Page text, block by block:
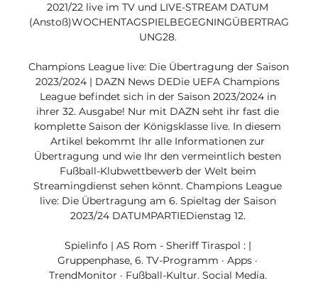
2021/22 live im TV und LIVE-STREAM DATUM
(Anstoß)WOCHENTAGSPIELBEGEGNINGÜBERTRAG
UNG28.
Champions League live: Die Übertragung der Saison
2023/2024 | DAZN News DEDie UEFA Champions
League befindet sich in der Saison 2023/2024 in
ihrer 32. Ausgabe! Nur mit DAZN seht ihr fast die
komplette Saison der Königsklasse live. In diesem
Artikel bekommt Ihr alle Informationen zur
Übertragung und wie Ihr den vermeintlich besten
Fußball-Klubwettbewerb der Welt beim
Streamingdienst sehen könnt. Champions League
live: Die Übertragung am 6. Spieltag der Saison
2023/24 DATUMPARTIEDienstag 12.
Spielinfo | AS Rom - Sheriff Tiraspol : |
Gruppenphase, 6. TV-Programm · Apps ·
TrendMonitor · Fußball-Kultur. Social Media.